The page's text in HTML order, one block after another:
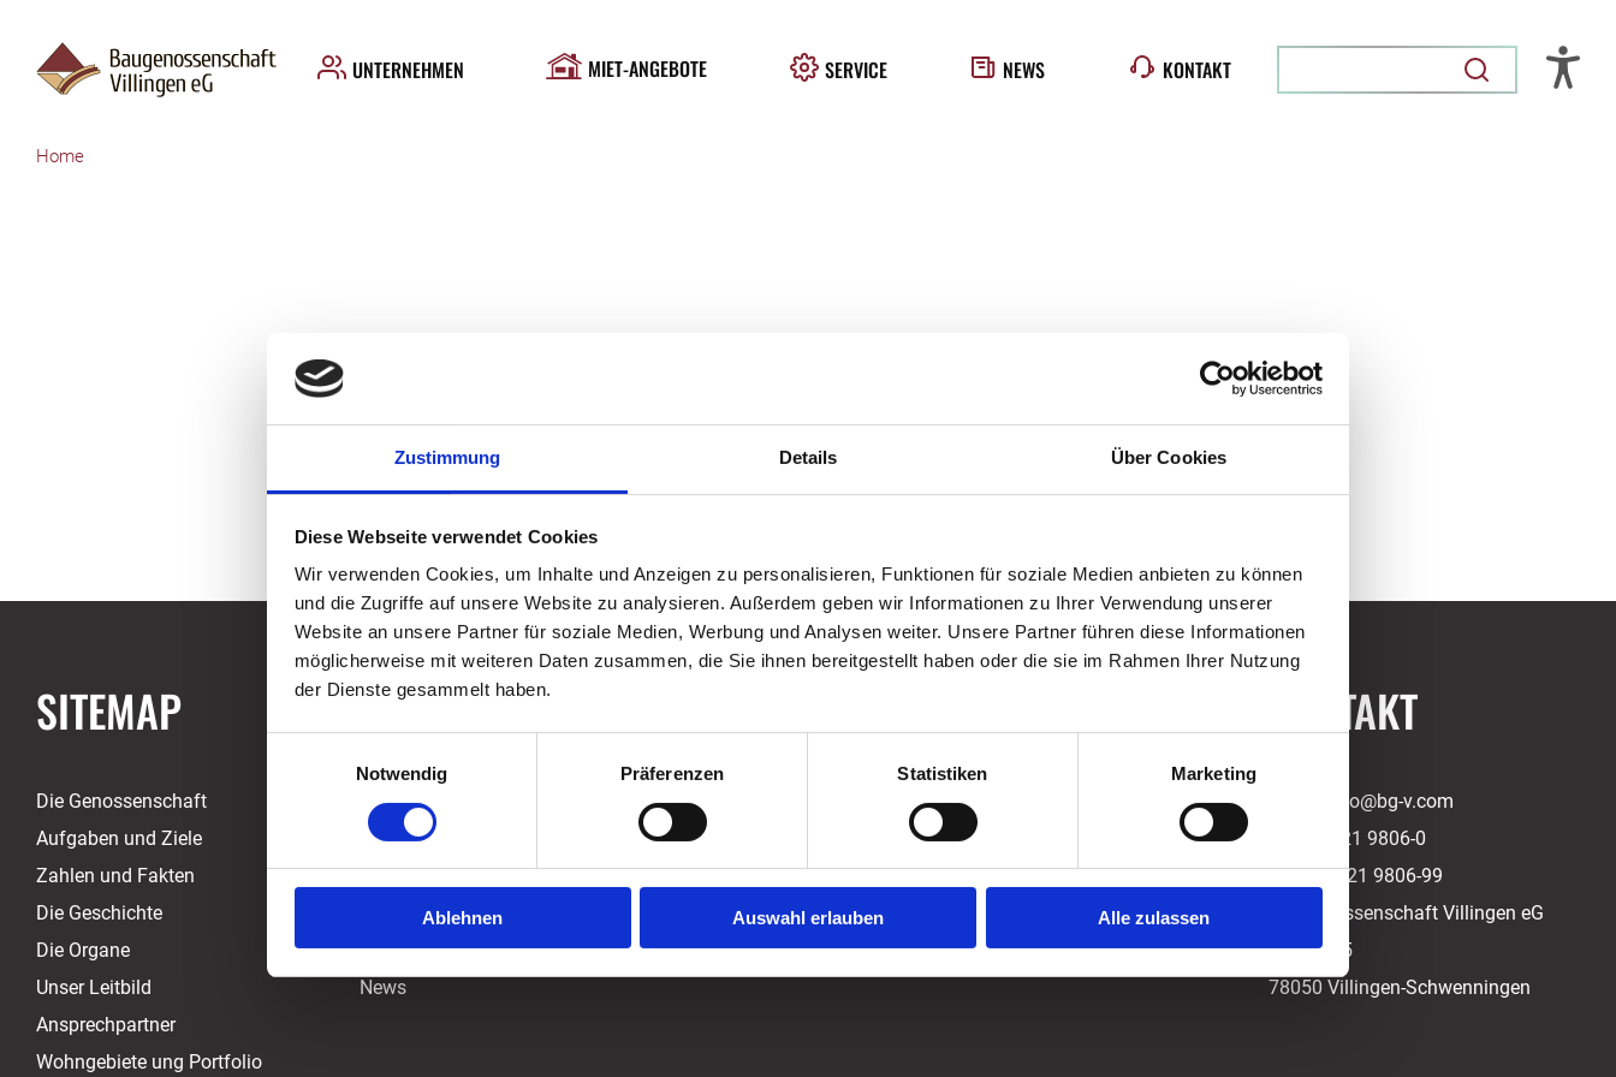
Zustimmung Details Über Cookies
Diese Webseite verwendet Cookies
Wir verwenden Cookies, um Inhalte und Anzeigen zu personalisieren, Funktionen für soziale Medien anbieten zu können
und die Zugriffe auf unsere Website zu analysieren. Außerdem geben wir Informationen zu Ihrer Verwendung unserer
Website an unsere Partner für soziale Medien, Werbung und Analysen weiter. Unsere Partner führen diese Informationen
möglicherweise mit weiteren Daten zusammen, die Sie ihnen bereitgestellt haben oder die sie im Rahmen Ihrer Nutzung
der Dienste gesammelt haben.
Notwendig
Präferenzen Statistiken Marketing
Ablehnen Auswahl erlauben Alle zulassen
UNTERNEHMEN MIET-ANGEBOTE SERVICE NEWS KONTAKT
Home
SITEMAP
Die Genossenschaft
Aufgaben und Ziele
Zahlen und Fakten
Die Geschichte
Die Organe
Unser Leitbild
Ansprechpartner
Wohngebiete ung Portfolio
Partner und Verbände
Aktuelle Angebote
Allgemeine Informationen
Vorlagen und Formulare
Informationen Mietwohnung
News
KONTAKT
info@bg-v.com
07721 9806-0
Fax.:07721 9806-99
Baugenossenschaft Villingen eG
Langstr. 5
78050 Villingen-Schwenningen